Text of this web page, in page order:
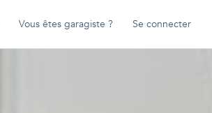
Vous êtes garagiste ? Se connecter